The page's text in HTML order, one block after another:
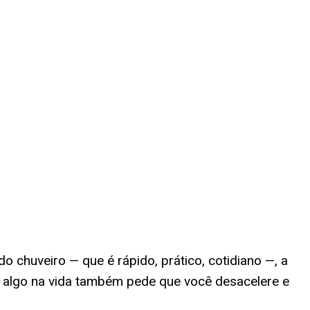
chuveiro — que é rápido, prático, cotidiano —, a
na vida também pede que você desacelere e